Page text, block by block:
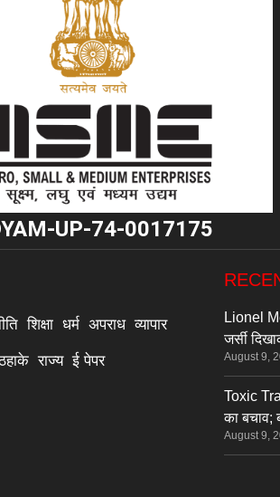
UP-74-0017175
शिक्षा धर्म अपराध व्यापार
राज्य ई पेपर
Lionel
जर्सी
August 9,
Toxic
का बचाव;
August 9,